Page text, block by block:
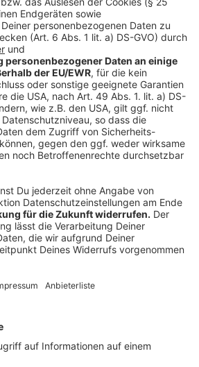
Paprika Pulver dazugeben.
cm dicke Scheiben schneiden.
von beiden Seite würzen und
etwas Olivenöl beträufeln.
besten Riffelpfanne auf hoher
Tipp: Wenn das Steak klebt, noch
belegen. Steak und
obendrauf legen und
Zwiebeln großzügig darauf
und wieder mit
Steak Sandwich halbiert